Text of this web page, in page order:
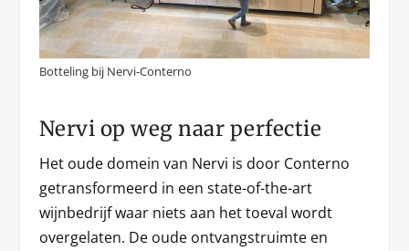
Botteling bij Nervi-Conterno
Nervi op weg naar perfectie
Het oude domein van Nervi is door Conterno
getransformeerd in een state-of-the-art
wijnbedrijf waar niets aan het toeval wordt
overgelaten. De oude ontvangstruimte en